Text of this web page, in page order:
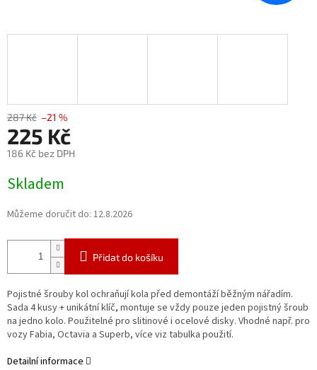
287 Kč –21 %
225 Kč
186 Kč bez DPH
cena:
Skladem
Můžeme doručit do: 12.8.2026
Přidat do košíku
Pojistné šrouby kol ochraňují kola před demontáží běžným nářadím.
Sada 4 kusy + unikátní klíč, montuje se vždy pouze jeden pojistný šroub
na jedno kolo. Použitelné pro slitinové i ocelové disky. Vhodné např. pro
vozy Fabia, Octavia a Superb, více viz tabulka použití.
Detailní informace